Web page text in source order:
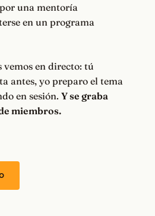
una mentoría
en un programa
vemos en directo: tú
antes, yo preparo el tema
en sesión. Y se graba
miembros.